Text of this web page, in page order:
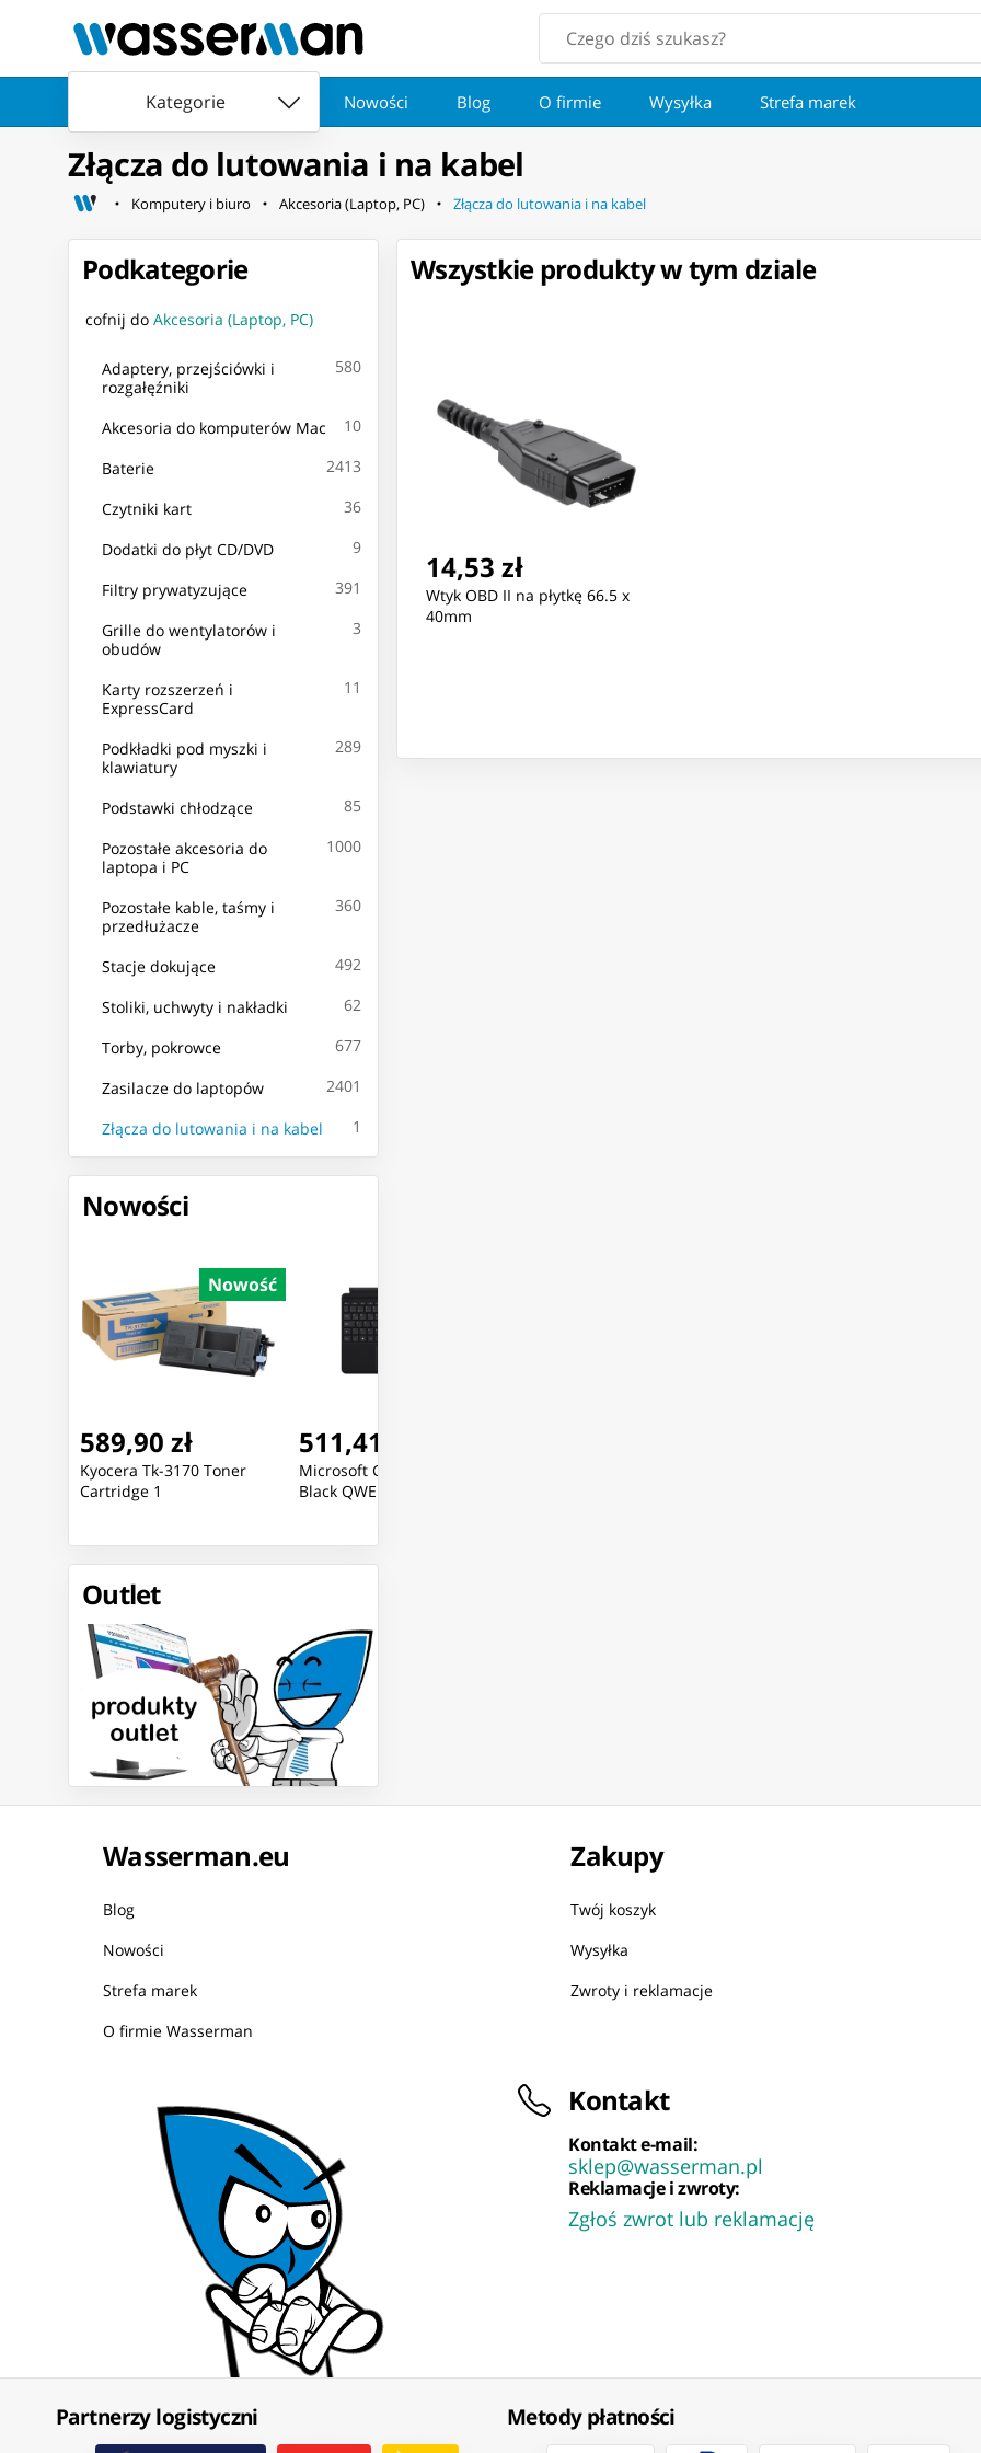
Kategorie Nowości Blog O firmie Wysyłka Strefa marek
Złącza do lutowania i na kabel
Komputery i biuro Akcesoria (Laptop, PC) Złącza do lutowania i na kabel
Podkategorie
cofnij do Akcesoria (Laptop, PC)
Adaptery, przejściówki i
rozgałęźniki
580
Akcesoria do komputerów Mac 10
Baterie 2413
Czytniki kart 36
Dodatki do płyt CD/DVD 9
Filtry prywatyzujące 391
Grille do wentylatorów i
obudów
3
Karty rozszerzeń i
ExpressCard
11
Podkładki pod myszki i
klawiatury
289
Podstawki chłodzące 85
Pozostałe akcesoria do
laptopa i PC
1000
Pozostałe kable, taśmy i
przedłużacze
360
Stacje dokujące 492
Stoliki, uchwyty i nakładki 62
Torby, pokrowce 677
Zasilacze do laptopów 2401
Złącza do lutowania i na kabel 1
Nowości
Nowość
589,90 zł
Kyocera Tk-3170 Toner
Cartridge 1
511,41 zł
Microsoft Go Type Cover
Black QWERTZ
Outlet
Wszystkie produkty w tym dziale
14,53 zł
Wtyk OBD II na płytkę 66.5 x
40mm
Wasserman.eu
Blog
Nowości
Strefa marek
O firmie Wasserman
Zakupy
Twój koszyk
Wysyłka
Zwroty i reklamacje
Kontakt
Kontakt e-mail:
sklep@wasserman.pl
Reklamacje i zwroty:
Zgłoś zwrot lub reklamację
Partnerzy logistyczni Metody płatności